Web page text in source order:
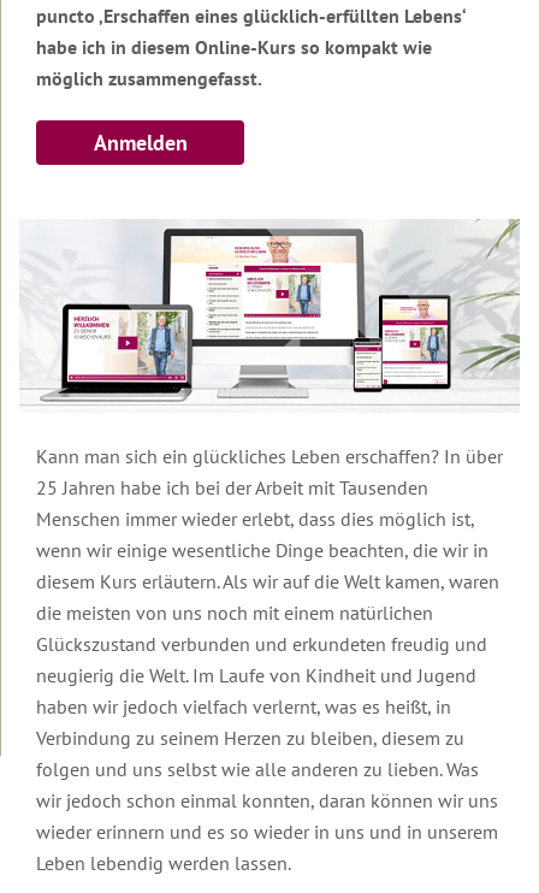
Führungskräfte-
Seminare
Sonderevents
Angebote
für
Online-
Events
Wie
wahre
Liebe
gelingt
Online-
Events
Willkommen
Lesbos
Urlaubsseminare
auf
Lesbos
Informationen
zur
Insel
Lesbos
Informationen
zu
Organisatorisches
&
Gebühren
Unser
Seminarhotel
Flugbuchung
und
Flughafentransfer
Transformationsprozess
Ausbildung
Überblick
Die
Therapie
Einleitung
Video
zur
Transformations-
Therapie
Entwicklung
Transformations-
Therapie
Geistige
Grundlagen
Transformations-
Therapie
Die
Transformationswoche®
Einleitung
Videos
zur
Rückmeldungen
Dein
Transformationsprozess®
Einleitung
Organisatorische
Daten
Kosten
Gruppen,
und
Hotels
Ausbildung
Transformations-
Therapie
Einleitung
10
der
Transformationstherapie
Ausbildung
in
Transformations-
Coaching
Einleitung
Weitere
Therapeuten
&
Coaches
Alle
Therapeuten
&
Coaches
Transformations-
Coaches
für
Wirtschaft
Service
&
Kontakt
Kontakt
Häufig
gestellte
Fragen
Infomaterial
und
Kataloge
Gästebuch
Eintrag
Mediathek
Überblick
Videos
Robert
Betz
Einleitung
Interviews
Kurzvorträge
Kostenfreie
E-
Books
Online-
Seminar-
App
App:
zum
Tag
Tutorial
FAQs
Datenschutz
&
Online-
puncto ‚Erschaffen eines glücklich-erfüllten Lebens‘
habe ich in diesem Online-Kurs so kompakt wie
möglich zusammengefasst.
Anmelden
Kann man sich ein glückliches Leben erschaffen? In über
25 Jahren habe ich bei der Arbeit mit Tausenden
Menschen immer wieder erlebt, dass dies möglich ist,
wenn wir einige wesentliche Dinge beachten, die wir in
diesem Kurs erläutern. Als wir auf die Welt kamen, waren
die meisten von uns noch mit einem natürlichen
Glückszustand verbunden und erkundeten freudig und
neugierig die Welt. Im Laufe von Kindheit und Jugend
haben wir jedoch vielfach verlernt, was es heißt, in
Verbindung zu seinem Herzen zu bleiben, diesem zu
folgen und uns selbst wie alle anderen zu lieben. Was
wir jedoch schon einmal konnten, daran können wir uns
wieder erinnern und es so wieder in uns und in unserem
Leben lebendig werden lassen.